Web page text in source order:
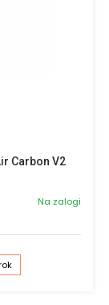
Carbon V2
Na zalogi